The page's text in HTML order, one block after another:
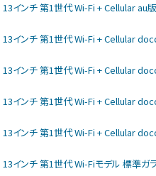
インチ 第1世代 Wi-Fi + Cellular au
インチ 第1世代 Wi-Fi + Cellular
インチ 第1世代 Wi-Fi + Cellular
インチ 第1世代 Wi-Fi + Cellular
インチ 第1世代 Wi-Fi + Cellular
インチ 第1世代 Wi-Fiモデル 標準ガ